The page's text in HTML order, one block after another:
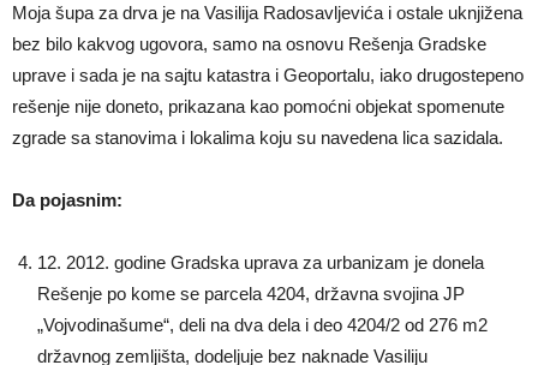
Moja šupa za drva je na Vasilija Radosavljevića i ostale uknjižena
bez bilo kakvog ugovora, samo na osnovu Rešenja Gradske
uprave i sada je na sajtu katastra i Geoportalu, iako drugostepeno
rešenje nije doneto, prikazana kao pomoćni objekat spomenute
zgrade sa stanovima i lokalima koju su navedena lica sazidala.
Da pojasnim:
12. 2012. godine Gradska uprava za urbanizam je donela
Rešenje po kome se parcela 4204, državna svojina JP
„Vojvodinašume“, deli na dva dela i deo 4204/2 od 276 m2
državnog zemljišta, dodeljuje bez naknade Vasiliju